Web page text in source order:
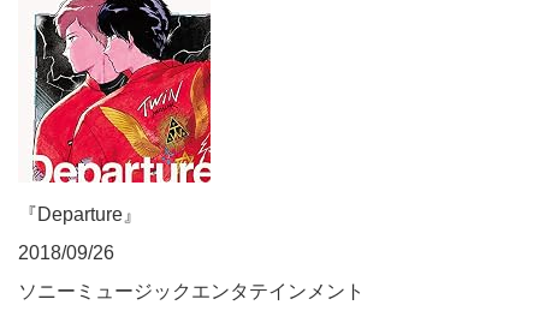
『Departure』
2018/09/26
ソニーミュージックエンタテインメント